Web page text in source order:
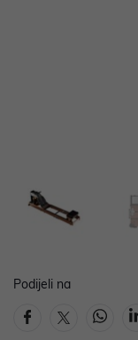
Podijeli na